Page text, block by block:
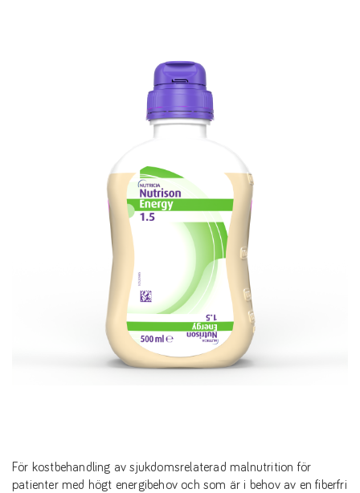
För kostbehandling av sjukdomsrelaterad malnutrition för
patienter med högt energibehov och som är i behov av en fiberfri